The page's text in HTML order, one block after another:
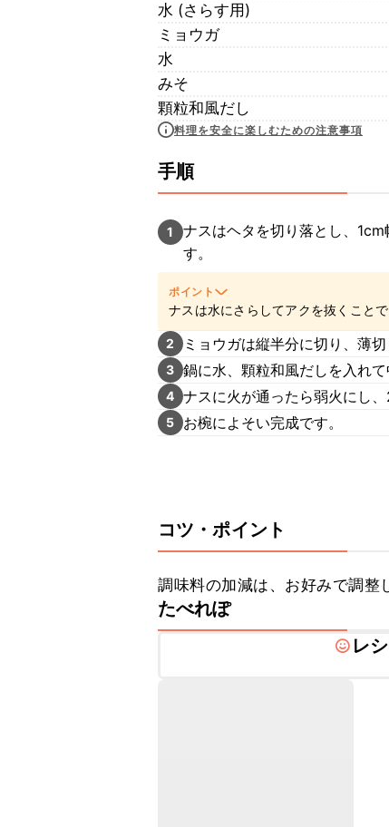
水 (さらす用)
ミョウガ
水
みそ
顆粒和風だし
料理を安全に楽しむための注意事項
手順
1
ナスはヘタを切り落とし、
す。
ポイント
ナスは水にさらしてアクを抜くこと
2 ミョウガは縦半分に切り、薄切
3 鍋に水、顆粒和風だしを入れ
4 ナスに火が通ったら弱火にし
5 お椀によそい完成です。
コツ・ポイント
調味料の加減は、お好みで調整
たべれぽ
レ